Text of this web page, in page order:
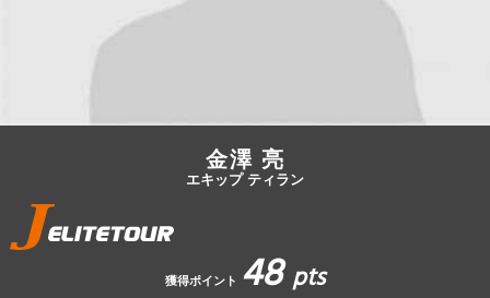
JBCF ROAD SERIESとは
金澤 亮
エキップ ティラン
獲得ポイント 48pts